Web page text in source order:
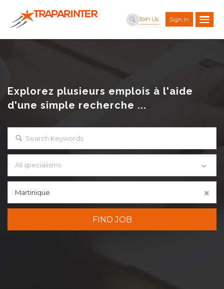
Join Us Sign In
Explorez plusieurs emplois à l'aide
d'une simple recherche ...
All specialisms